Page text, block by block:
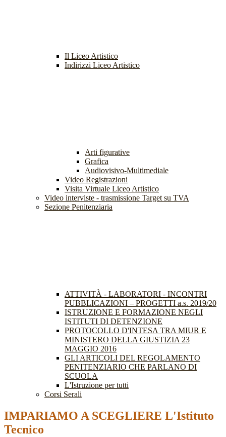
Il Liceo Artistico
Indirizzi Liceo Artistico
Arti figurative
Grafica
Audiovisivo-Multimediale
Video Registrazioni
Visita Virtuale Liceo Artistico
Video interviste - trasmissione Target su TVA
Sezione Penitenziaria
ATTIVITÀ - LABORATORI - INCONTRI
PUBBLICAZIONI – PROGETTI a.s. 2019/20
ISTRUZIONE E FORMAZIONE NEGLI
ISTITUTI DI DETENZIONE
PROTOCOLLO D'INTESA TRA MIUR E
MINISTERO DELLA GIUSTIZIA 23
MAGGIO 2016
GLI ARTICOLI DEL REGOLAMENTO
PENITENZIARIO CHE PARLANO DI
SCUOLA
L'Istruzione per tutti
Corsi Serali
IMPARIAMO A SCEGLIERE L'Istituto
Tecnico